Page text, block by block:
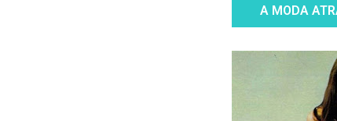
A MODA